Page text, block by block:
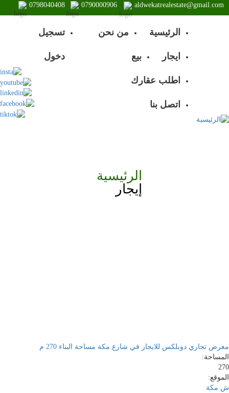
aldwekatrealestate@gmail.com
0790000906
0798040408
main
menu
الرئيسية من نحن
ايجار بيع
اطلب عقارك
اتصل بنا
user
login
تسجيل
دخول
مسار
التنقل
الرئيسية
إيجار
معرض تجاري دوبلكس للايجار في شارع مكة مساحة البناء 270 م
المساحة:
270
الموقع:
ش مكة